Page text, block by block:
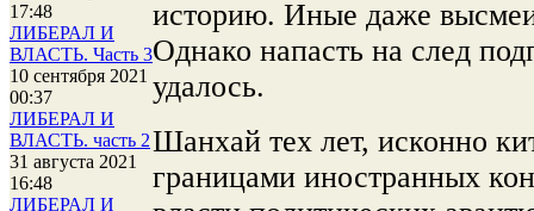
17:48
ЛИБЕРАЛ И
ВЛАСТЬ. Часть 3
10 сентября 2021
00:37
ЛИБЕРАЛ И
ВЛАСТЬ. часть 2
31 августа 2021
16:48
ЛИБЕРАЛ И
историю. Иные даже
Однако напасть на след
удалось.
Шанхай тех лет, исконно
границами иностранных